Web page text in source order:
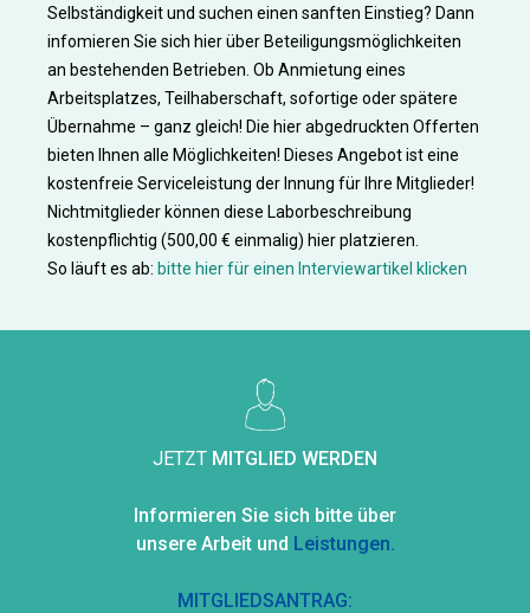
Selbständigkeit und suchen einen sanften Einstieg? Dann
infomieren Sie sich hier über Beteiligungsmöglichkeiten
an bestehenden Betrieben. Ob Anmietung eines
Arbeitsplatzes, Teilhaberschaft, sofortige oder spätere
Übernahme – ganz gleich! Die hier abgedruckten Offerten
bieten Ihnen alle Möglichkeiten! Dieses Angebot ist eine
kostenfreie Serviceleistung der Innung für Ihre Mitglieder!
Nichtmitglieder können diese Laborbeschreibung
kostenpflichtig (500,00 € einmalig) hier platzieren.
So läuft es ab: bitte hier für einen Interviewartikel klicken
JETZT MITGLIED WERDEN
Informieren Sie sich bitte über
unsere Arbeit und Leistungen.
MITGLIEDSANTRAG: